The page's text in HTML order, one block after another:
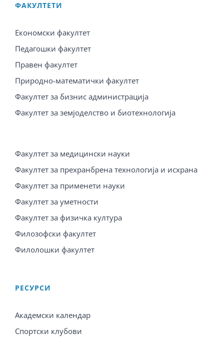
ФАКУЛТЕТИ
Економски факултет
Педагошки факултет
Правен факултет
Природно-математички факултет
Факултет за бизнис администрација
Факултет за земјоделство и биотехнологија
Факултет за медицински науки
Факултет за прехранбрена технологија и исхрана
Факултет за применети науки
Факултет за уметности
Факултет за физичка култура
Филозофски факултет
Филолошки факултет
PЕСУРСИ
Академски календар
Спортски клубови